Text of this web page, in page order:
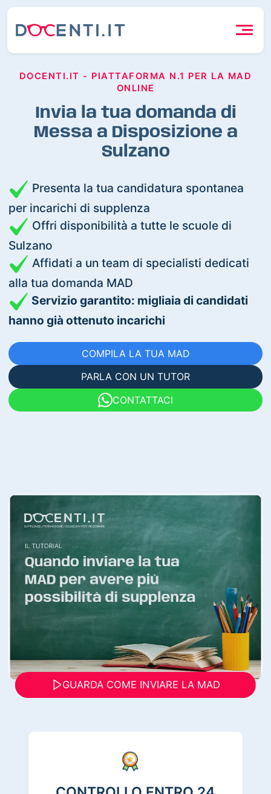
DOCENTI.IT - PIATTAFORMA N.1 PER LA MAD
ONLINE
Invia la tua domanda di
Messa a Disposizione a
Sulzano
Presenta la tua candidatura spontanea
per incarichi di supplenza
Offri disponibilità a tutte le scuole di
Sulzano
Affidati a un team di specialisti dedicati
alla tua domanda MAD
Servizio garantito: migliaia di candidati
hanno già ottenuto incarichi
COMPILA LA TUA MAD
PARLA CON UN TUTOR
CONTATTACI
GUARDA COME INVIARE LA MAD